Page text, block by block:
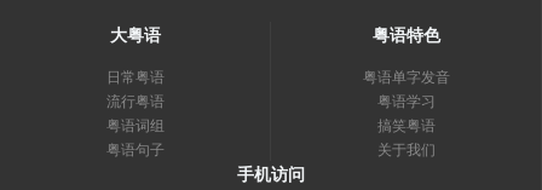
大粤语
日常粤语
流行粤语
粤语词组
粤语句子
粤语特色
粤语单字发音
粤语学习
搞笑粤语
关于我们
手机访问